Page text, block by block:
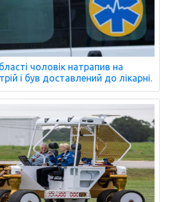
чоловік натрапив на
і був доставлений до лікарні.